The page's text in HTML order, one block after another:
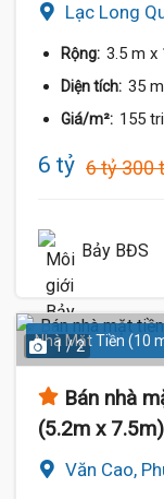
Lạc Long
Rộng: 3.5 m x
Diện tích: 35
Giá/m²: 155
6 tỷ 6 tỷ 300
Bảy BĐS
Nhà Mặt Tiền (10
1 / 2
Bán nhà
(5.2m x
Văn Cao,